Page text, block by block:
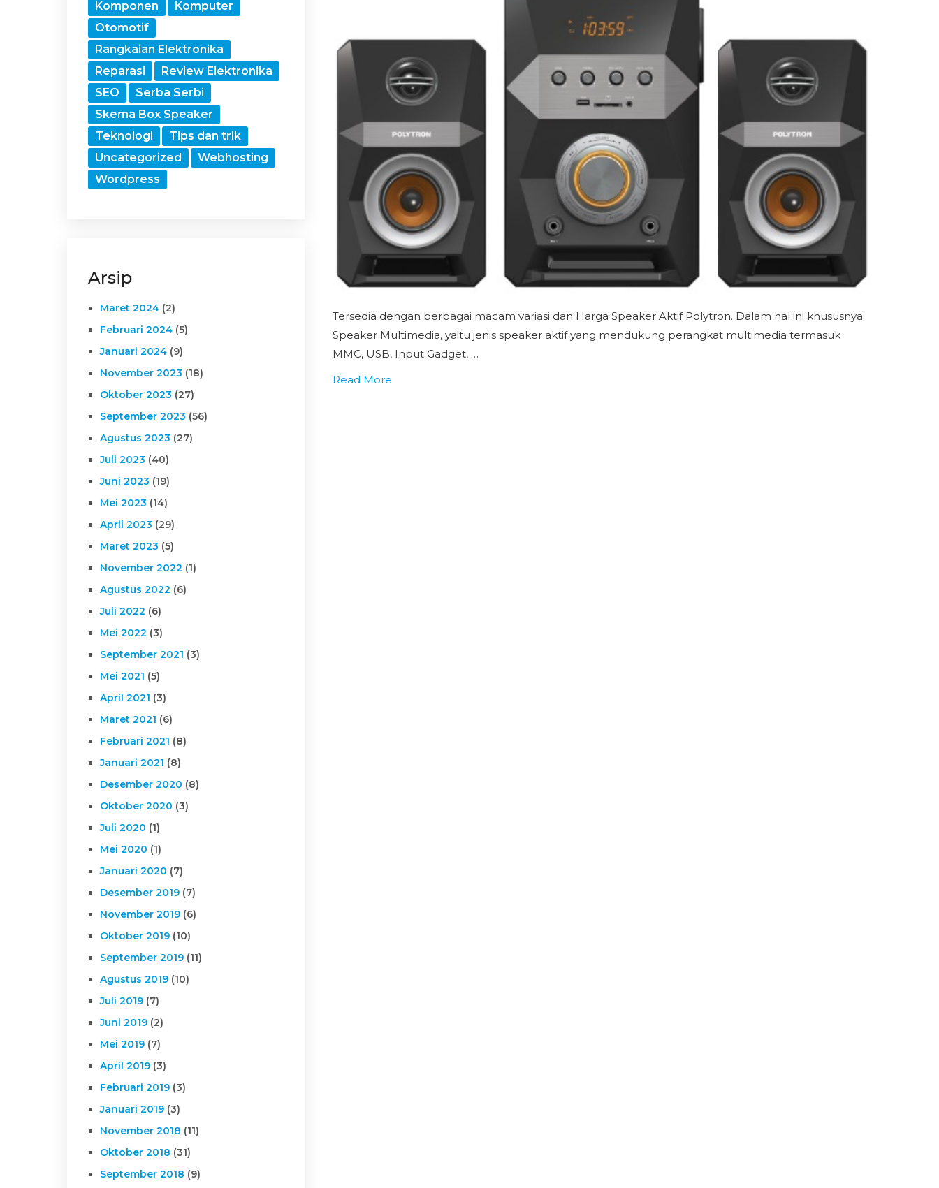
Tersedia dengan berbagai macam variasi dan Harga Speaker Aktif Polytron. Dalam hal ini khususnya
Speaker Multimedia, yaitu jenis speaker aktif yang mendukung perangkat multimedia termasuk
MMC, USB, Input Gadget, …
Read More
Komponen
Komputer
Otomotif
Rangkaian Elektronika
Reparasi
Review Elektronika
SEO
Serba Serbi
Skema Box Speaker
Teknologi
Tips dan trik
Uncategorized
Webhosting
Wordpress
Arsip
Maret 2024 (2)
Februari 2024 (5)
Januari 2024 (9)
November 2023 (18)
Oktober 2023 (27)
September 2023 (56)
Agustus 2023 (27)
Juli 2023 (40)
Juni 2023 (19)
Mei 2023 (14)
April 2023 (29)
Maret 2023 (5)
November 2022 (1)
Agustus 2022 (6)
Juli 2022 (6)
Mei 2022 (3)
September 2021 (3)
Mei 2021 (5)
April 2021 (3)
Maret 2021 (6)
Februari 2021 (8)
Januari 2021 (8)
Desember 2020 (8)
Oktober 2020 (3)
Juli 2020 (1)
Mei 2020 (1)
Januari 2020 (7)
Desember 2019 (7)
November 2019 (6)
Oktober 2019 (10)
September 2019 (11)
Agustus 2019 (10)
Juli 2019 (7)
Juni 2019 (2)
Mei 2019 (7)
April 2019 (3)
Februari 2019 (3)
Januari 2019 (3)
November 2018 (11)
Oktober 2018 (31)
September 2018 (9)